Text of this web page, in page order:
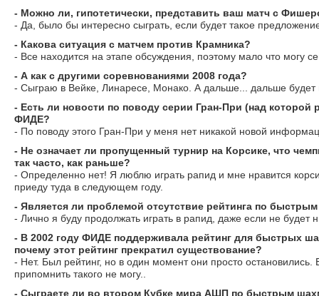
- Можно ли, гипотетически, представить ваш матч с
- Да, было бы интересно сыграть, если будет такое
- Какова ситуация с матчем против Крамника?
- Все находится на этапе обсуждения, поэтому мало что могу
- А как с другими соревнованиями 2008 года?
- Сыграю в Вейке, Линаресе, Монако. А дальше... дальше будет
- Есть ли новости по поводу серии Гран-При (над которой
ФИДЕ?
- По поводу этого Гран-При у меня нет никакой новой
- Не означает ли пропущенный турнир на Корсике, что
так часто, как раньше?
- Определенно нет! Я люблю играть рапид и мне нравится
приеду туда в следующем году.
- Является ли проблемой отсутствие рейтинга по
- Лично я буду продолжать играть в рапид, даже если не будет
- В 2002 году ФИДЕ поддерживала рейтинг для быстрых
почему этот рейтинг прекратил существование?
- Нет. Был рейтинг, но в один момент они просто
припомнить такого не могу..
- Сыграете ли во втором Кубке мира АШП по быстрым